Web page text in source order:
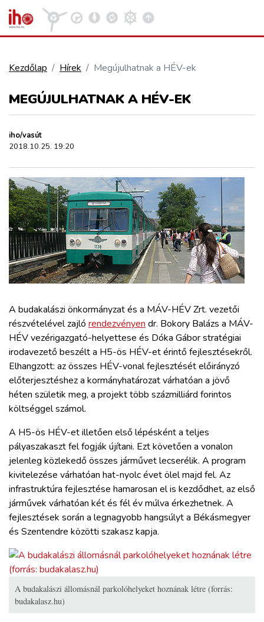
VASÚT
KÖZLEKEDÉSFEJLESZTÉS
ELLÁTÁSI LÁNC
ZÖLDÚT
HAJÓZÁS
BLOG
ARCHÍVUM
WEBSHOP
BELÉPÉS
REGISZTRÁCIÓ
Kezdőlap Hírek Megújulhatnak a HÉV-ek
MEGÚJULHATNAK A HÉV-EK
iho/vasút
2018.10.25. 19:20
A budakalászi önkormányzat és a MÁV-HÉV Zrt. vezetői
részvételével zajló rendezvényen dr. Bokory Balázs a MÁV-
HÉV vezérigazgató-helyettese és Dóka Gábor stratégiai
irodavezető beszélt a H5-ös HÉV-et érintő fejlesztésekről.
Elhangzott: az összes HÉV-vonal fejlesztését előirányzó
előterjesztéshez a kormányhatározat várhatóan a jövő
héten születik meg, a projekt több százmilliárd forintos
költséggel számol.
A H5-ös HÉV-et illetően első lépésként a teljes
pályaszakaszt fel fogják újítani. Ezt követően a vonalon
jelenleg közlekedő összes járművet lecserélik. A program
kivitelezése várhatóan hat-nyolc évet ölel majd fel. Az
infrastruktúra fejlesztése hamarosan el is kezdődhet, az első
járművek várhatóan két és fél év múlva érkezhetnek. A
fejlesztések során a legnagyobb hangsúlyt a Békásmegyer
és Szentendre közötti szakasz kapja.
A budakalászi állomásnál parkolóhelyeket hoznának létre (forrás:
budakalasz.hu)